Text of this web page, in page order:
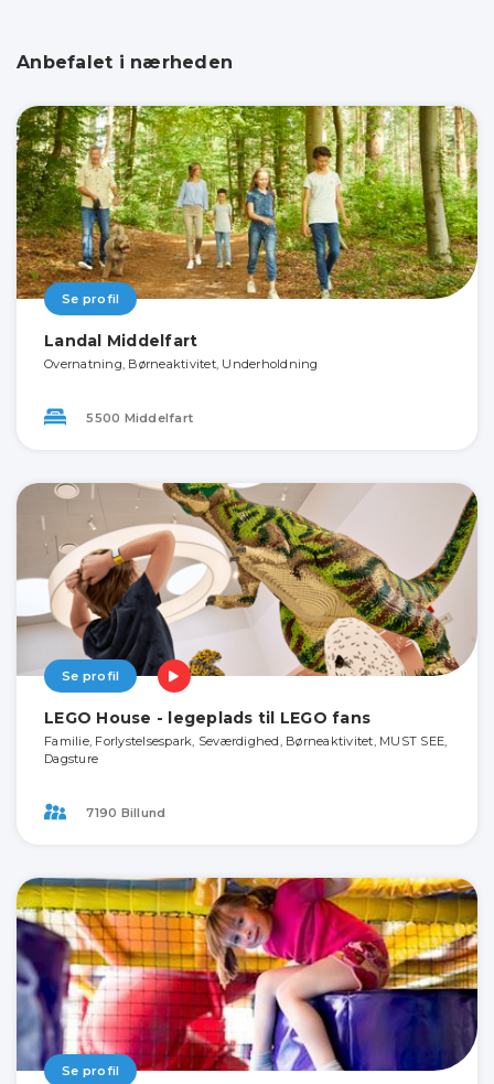
Anbefalet i nærheden
Se profil
Landal Middelfart
Overnatning, Børneaktivitet, Underholdning
5500 Middelfart
Se profil
LEGO House - legeplads til LEGO fans
Familie, Forlystelsespark, Seværdighed, Børneaktivitet, MUST SEE,
Dagsture
7190 Billund
Se profil